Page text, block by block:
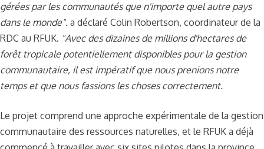
gérées par les communautés que n'importe quel autre pays
dans le monde". a déclaré Colin Robertson, coordinateur de la
RDC au RFUK. "Avec des dizaines de millions d'hectares de
forêt tropicale potentiellement disponibles pour la gestion
communautaire, il est impératif que nous prenions notre
temps et que nous fassions les choses correctement.
Le projet comprend une approche expérimentale de la gestion
communautaire des ressources naturelles, et le RFUK a déjà